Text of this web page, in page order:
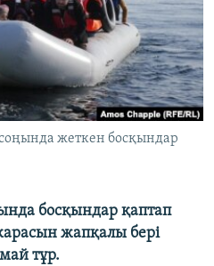
жеткен босқындар
босқындар қаптап
жапқалы бері
тұр.